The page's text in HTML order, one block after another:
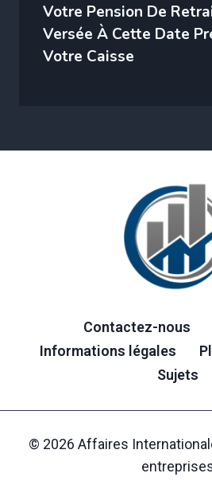
Votre Pension De
Versée À Cette Date
Votre Caisse
Contactez-nous
Informations légales
Sujets
© 2026 Affaires